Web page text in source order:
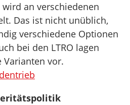
an verschiedenen
Das ist nicht unüblich,
verschiedene Optionen
bei den LTRO lagen
vor.